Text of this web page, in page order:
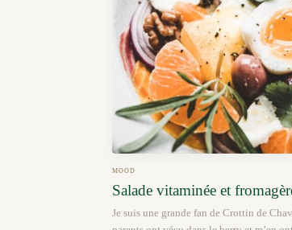
MOOD
Salade vitaminée et
Je suis une grande fan de Crottin de